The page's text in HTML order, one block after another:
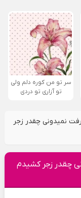
سر تو من کوره دلم ولی
تو آزاری تو دردی
نمیدونی چقدر زجر
چقدر زجر کشیدم